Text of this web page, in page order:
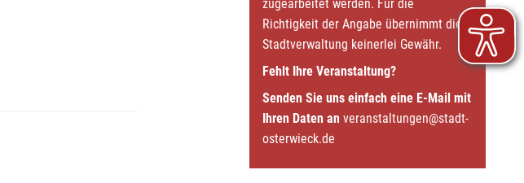
zugearbeitet werden. Für die
Richtigkeit der Angabe übernimmt die
Stadtverwaltung keinerlei Gewähr.
Fehlt Ihre Veranstaltung?
Senden Sie uns einfach eine E-Mail mit
Ihren Daten an veranstaltungen@stadt-
osterwieck.de